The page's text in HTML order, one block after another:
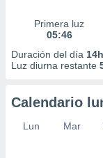
Primera luz
05:46
Duración del día
Luz diurna restante
Calendario
Lun Mar